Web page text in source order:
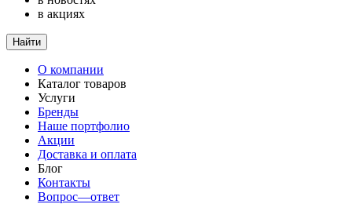
в акциях
Найти
О компании
Каталог товаров
Услуги
Бренды
Наше портфолио
Акции
Доставка и оплата
Блог
Контакты
Вопрос—ответ